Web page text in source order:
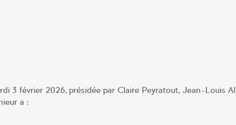
3 février 2026, présidée par Claire Peyratout, Jean-Louis
a :